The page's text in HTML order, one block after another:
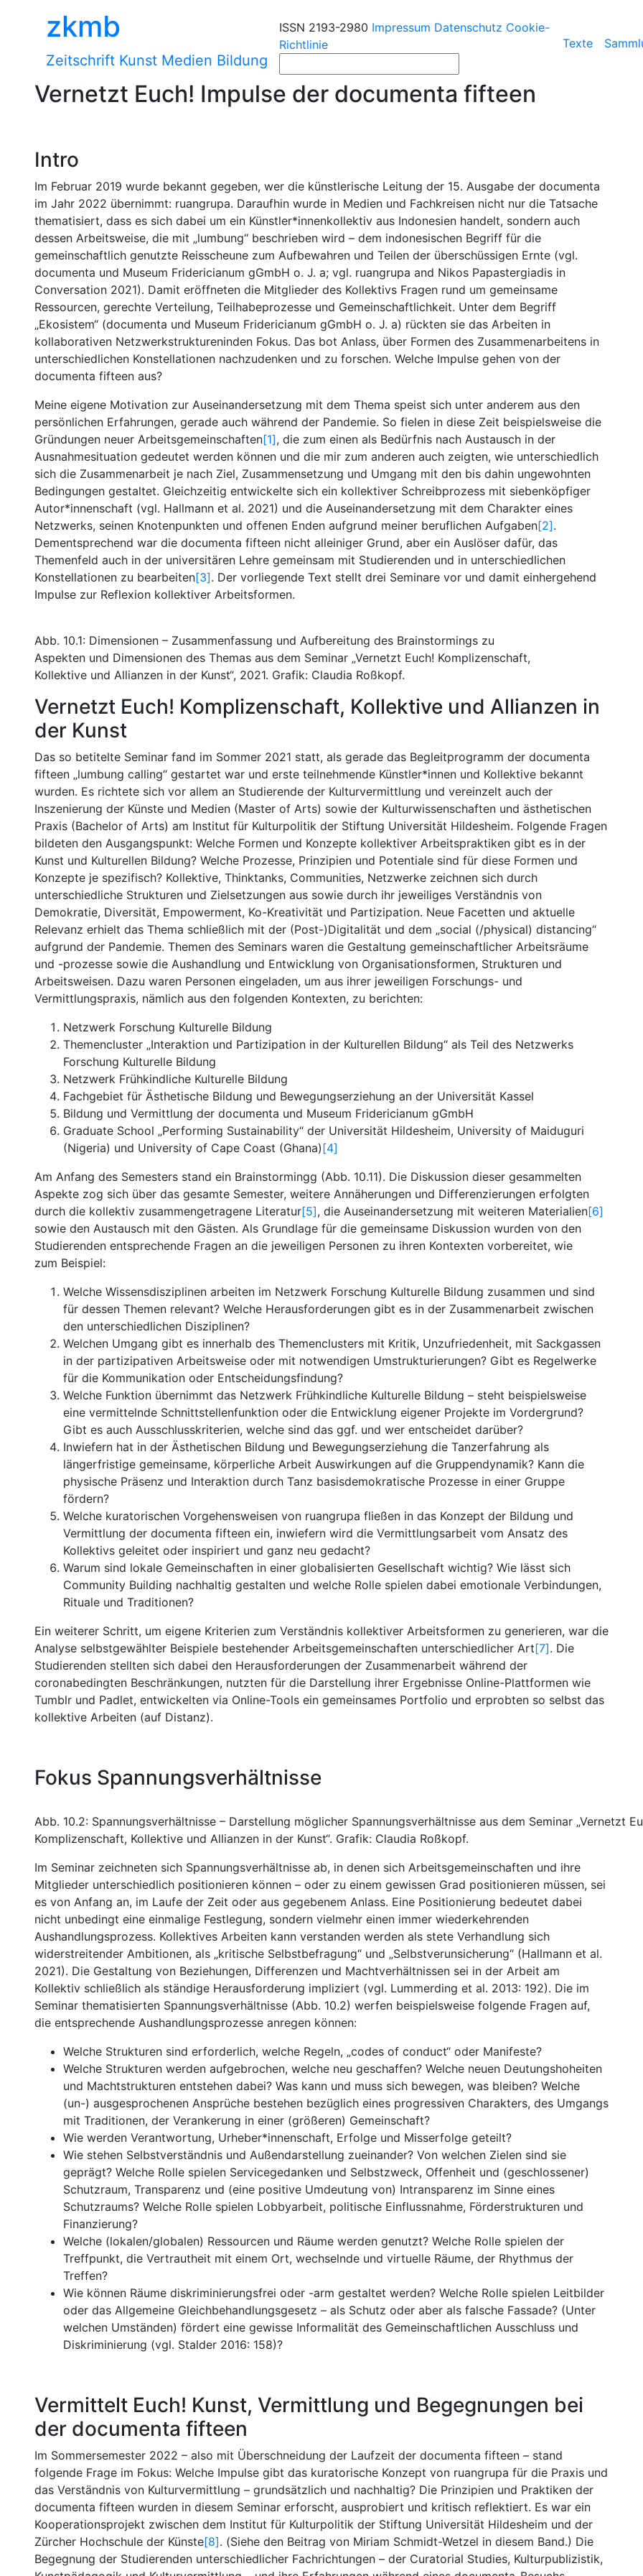
zkmb
Zeitschrift Kunst Medien Bildung
ISSN 2193-2980 Impressum Datenschutz Cookie-
Richtlinie
Texte
Vernetzt Euch! Impulse der documenta fifteen
Intro
Im Februar 2019 wurde bekannt gegeben, wer die künstlerische Leitung der 15. Ausgabe der documenta
im Jahr 2022 übernimmt: ruangrupa. Daraufhin wurde in Medien und Fachkreisen nicht nur die Tatsache
thematisiert, dass es sich dabei um ein Künstler*innenkollektiv aus Indonesien handelt, sondern auch
dessen Arbeitsweise, die mit „lumbung“ beschrieben wird – dem indonesischen Begriff für die
gemeinschaftlich genutzte Reisscheune zum Aufbewahren und Teilen der überschüssigen Ernte (vgl.
documenta und Museum Fridericianum gGmbH o. J. a; vgl. ruangrupa and Nikos Papastergiadis in
Conversation 2021). Damit eröffneten die Mitglieder des Kollektivs Fragen rund um gemeinsame
Ressourcen, gerechte Verteilung, Teilhabeprozesse und Gemeinschaftlichkeit. Unter dem Begriff
„Ekosistem“ (documenta und Museum Fridericianum gGmbH o. J. a) rückten sie das Arbeiten in
kollaborativen Netzwerkstruktureninden Fokus. Das bot Anlass, über Formen des Zusammenarbeitens in
unterschiedlichen Konstellationen nachzudenken und zu forschen. Welche Impulse gehen von der
documenta fifteen aus?
Meine eigene Motivation zur Auseinandersetzung mit dem Thema speist sich unter anderem aus den
persönlichen Erfahrungen, gerade auch während der Pandemie. So fielen in diese Zeit beispielsweise die
Gründungen neuer Arbeitsgemeinschaften[1], die zum einen als Bedürfnis nach Austausch in der
Ausnahmesituation gedeutet werden können und die mir zum anderen auch zeigten, wie unterschiedlich
sich die Zusammenarbeit je nach Ziel, Zusammensetzung und Umgang mit den bis dahin ungewohnten
Bedingungen gestaltet. Gleichzeitig entwickelte sich ein kollektiver Schreibprozess mit siebenköpfiger
Autor*innenschaft (vgl. Hallmann et al. 2021) und die Auseinandersetzung mit dem Charakter eines
Netzwerks, seinen Knotenpunkten und offenen Enden aufgrund meiner beruflichen Aufgaben[2].
Dementsprechend war die documenta fifteen nicht alleiniger Grund, aber ein Auslöser dafür, das
Themenfeld auch in der universitären Lehre gemeinsam mit Studierenden und in unterschiedlichen
Konstellationen zu bearbeiten[3]. Der vorliegende Text stellt drei Seminare vor und damit einhergehend
Impulse zur Reflexion kollektiver Arbeitsformen.
Abb. 10.1: Dimensionen – Zusammenfassung und Aufbereitung des Brainstormings zu
Aspekten und Dimensionen des Themas aus dem Seminar „Vernetzt Euch! Komplizenschaft,
Kollektive und Allianzen in der Kunst“, 2021. Grafik: Claudia Roßkopf.
Vernetzt Euch! Komplizenschaft, Kollektive und Allianzen in
der Kunst
Das so betitelte Seminar fand im Sommer 2021 statt, als gerade das Begleitprogramm der documenta
fifteen „lumbung calling“ gestartet war und erste teilnehmende Künstler*innen und Kollektive bekannt
wurden. Es richtete sich vor allem an Studierende der Kulturvermittlung und vereinzelt auch der
Inszenierung der Künste und Medien (Master of Arts) sowie der Kulturwissenschaften und ästhetischen
Praxis (Bachelor of Arts) am Institut für Kulturpolitik der Stiftung Universität Hildesheim. Folgende Fragen
bildeten den Ausgangspunkt: Welche Formen und Konzepte kollektiver Arbeitspraktiken gibt es in der
Kunst und Kulturellen Bildung? Welche Prozesse, Prinzipien und Potentiale sind für diese Formen und
Konzepte je spezifisch? Kollektive, Thinktanks, Communities, Netzwerke zeichnen sich durch
unterschiedliche Strukturen und Zielsetzungen aus sowie durch ihr jeweiliges Verständnis von
Demokratie, Diversität, Empowerment, Ko-Kreativität und Partizipation. Neue Facetten und aktuelle
Relevanz erhielt das Thema schließlich mit der (Post-)Digitalität und dem „social (/physical) distancing“
aufgrund der Pandemie. Themen des Seminars waren die Gestaltung gemeinschaftlicher Arbeitsräume
und -prozesse sowie die Aushandlung und Entwicklung von Organisationsformen, Strukturen und
Arbeitsweisen. Dazu waren Personen eingeladen, um aus ihrer jeweiligen Forschungs- und
Vermittlungspraxis, nämlich aus den folgenden Kontexten, zu berichten:
Netzwerk Forschung Kulturelle Bildung
Themencluster „Interaktion und Partizipation in der Kulturellen Bildung“ als Teil des Netzwerks
Forschung Kulturelle Bildung
Netzwerk Frühkindliche Kulturelle Bildung
Fachgebiet für Ästhetische Bildung und Bewegungserziehung an der Universität Kassel
Bildung und Vermittlung der documenta und Museum Fridericianum gGmbH
Graduate School „Performing Sustainability“ der Universität Hildesheim, University of Maiduguri
(Nigeria) und University of Cape Coast (Ghana)[4]
Am Anfang des Semesters stand ein Brainstormingg (Abb. 10.11). Die Diskussion dieser gesammelten
Aspekte zog sich über das gesamte Semester, weitere Annäherungen und Differenzierungen erfolgten
durch die kollektiv zusammengetragene Literatur[5], die Auseinandersetzung mit weiteren Materialien[6]
sowie den Austausch mit den Gästen. Als Grundlage für die gemeinsame Diskussion wurden von den
Studierenden entsprechende Fragen an die jeweiligen Personen zu ihren Kontexten vorbereitet, wie
zum Beispiel:
Welche Wissensdisziplinen arbeiten im Netzwerk Forschung Kulturelle Bildung zusammen und sind
für dessen Themen relevant? Welche Herausforderungen gibt es in der Zusammenarbeit zwischen
den unterschiedlichen Disziplinen?
Welchen Umgang gibt es innerhalb des Themenclusters mit Kritik, Unzufriedenheit, mit Sackgassen
in der partizipativen Arbeitsweise oder mit notwendigen Umstrukturierungen? Gibt es Regelwerke
für die Kommunikation oder Entscheidungsfindung?
Welche Funktion übernimmt das Netzwerk Frühkindliche Kulturelle Bildung – steht beispielsweise
eine vermittelnde Schnittstellenfunktion oder die Entwicklung eigener Projekte im Vordergrund?
Gibt es auch Ausschlusskriterien, welche sind das ggf. und wer entscheidet darüber?
Inwiefern hat in der Ästhetischen Bildung und Bewegungserziehung die Tanzerfahrung als
längerfristige gemeinsame, körperliche Arbeit Auswirkungen auf die Gruppendynamik? Kann die
physische Präsenz und Interaktion durch Tanz basisdemokratische Prozesse in einer Gruppe
fördern?
Welche kuratorischen Vorgehensweisen von ruangrupa fließen in das Konzept der Bildung und
Vermittlung der documenta fifteen ein, inwiefern wird die Vermittlungsarbeit vom Ansatz des
Kollektivs geleitet oder inspiriert und ganz neu gedacht?
Warum sind lokale Gemeinschaften in einer globalisierten Gesellschaft wichtig? Wie lässt sich
Community Building nachhaltig gestalten und welche Rolle spielen dabei emotionale Verbindungen,
Rituale und Traditionen?
Ein weiterer Schritt, um eigene Kriterien zum Verständnis kollektiver Arbeitsformen zu generieren, war die
Analyse selbstgewählter Beispiele bestehender Arbeitsgemeinschaften unterschiedlicher Art[7]. Die
Studierenden stellten sich dabei den Herausforderungen der Zusammenarbeit während der
coronabedingten Beschränkungen, nutzten für die Darstellung ihrer Ergebnisse Online-Plattformen wie
Tumblr und Padlet, entwickelten via Online-Tools ein gemeinsames Portfolio und erprobten so selbst das
kollektive Arbeiten (auf Distanz).
Fokus Spannungsverhältnisse
Abb. 10.2: Spannungsverhältnisse – Darstellung möglicher Spannungsverhältnisse aus dem Seminar „Vernetzt
Komplizenschaft, Kollektive und Allianzen in der Kunst“. Grafik: Claudia Roßkopf.
Im Seminar zeichneten sich Spannungsverhältnisse ab, in denen sich Arbeitsgemeinschaften und ihre
Mitglieder unterschiedlich positionieren können – oder zu einem gewissen Grad positionieren müssen, sei
es von Anfang an, im Laufe der Zeit oder aus gegebenem Anlass. Eine Positionierung bedeutet dabei
nicht unbedingt eine einmalige Festlegung, sondern vielmehr einen immer wiederkehrenden
Aushandlungsprozess. Kollektives Arbeiten kann verstanden werden als stete Verhandlung sich
widerstreitender Ambitionen, als „kritische Selbstbefragung“ und „Selbstverunsicherung“ (Hallmann et al.
2021). Die Gestaltung von Beziehungen, Differenzen und Machtverhältnissen sei in der Arbeit am
Kollektiv schließlich als ständige Herausforderung impliziert (vgl. Lummerding et al. 2013: 192). Die im
Seminar thematisierten Spannungsverhältnisse (Abb. 10.2) werfen beispielsweise folgende Fragen auf,
die entsprechende Aushandlungsprozesse anregen können:
Welche Strukturen sind erforderlich, welche Regeln, „codes of conduct“ oder Manifeste?
Welche Strukturen werden aufgebrochen, welche neu geschaffen? Welche neuen Deutungshoheiten
und Machtstrukturen entstehen dabei? Was kann und muss sich bewegen, was bleiben? Welche
(un-) ausgesprochenen Ansprüche bestehen bezüglich eines progressiven Charakters, des Umgangs
mit Traditionen, der Verankerung in einer (größeren) Gemeinschaft?
Wie werden Verantwortung, Urheber*innenschaft, Erfolge und Misserfolge geteilt?
Wie stehen Selbstverständnis und Außendarstellung zueinander? Von welchen Zielen sind sie
geprägt? Welche Rolle spielen Servicegedanken und Selbstzweck, Offenheit und (geschlossener)
Schutzraum, Transparenz und (eine positive Umdeutung von) Intransparenz im Sinne eines
Schutzraums? Welche Rolle spielen Lobbyarbeit, politische Einflussnahme, Förderstrukturen und
Finanzierung?
Welche (lokalen/globalen) Ressourcen und Räume werden genutzt? Welche Rolle spielen der
Treffpunkt, die Vertrautheit mit einem Ort, wechselnde und virtuelle Räume, der Rhythmus der
Treffen?
Wie können Räume diskriminierungsfrei oder -arm gestaltet werden? Welche Rolle spielen Leitbilder
oder das Allgemeine Gleichbehandlungsgesetz – als Schutz oder aber als falsche Fassade? (Unter
welchen Umständen) fördert eine gewisse Informalität des Gemeinschaftlichen Ausschluss und
Diskriminierung (vgl. Stalder 2016: 158)?
Vermittelt Euch! Kunst, Vermittlung und Begegnungen bei
der documenta fifteen
Im Sommersemester 2022 – also mit Überschneidung der Laufzeit der documenta fifteen – stand
folgende Frage im Fokus: Welche Impulse gibt das kuratorische Konzept von ruangrupa für die Praxis und
das Verständnis von Kulturvermittlung – grundsätzlich und nachhaltig? Die Prinzipien und Praktiken der
documenta fifteen wurden in diesem Seminar erforscht, ausprobiert und kritisch reflektiert. Es war ein
Kooperationsprojekt zwischen dem Institut für Kulturpolitik der Stiftung Universität Hildesheim und der
Zürcher Hochschule der Künste[8]. (Siehe den Beitrag von Miriam Schmidt-Wetzel in diesem Band.) Die
Begegnung der Studierenden unterschiedlicher Fachrichtungen – der Curatorial Studies, Kulturpublizistik,